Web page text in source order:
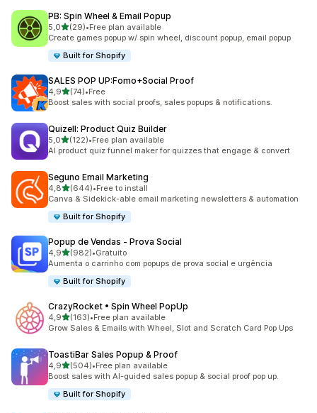
PB: Spin Wheel & Email Popup
5,0de 5 estrelas
(29)
29 total de avaliações
•Free plan available
Create games popup w/ spin wheel, discount popup, email popup
Built for Shopify
SALES POP UP:Fomo+Social Proof
4,9de 5 estrelas
(74)
74 total de avaliações
•Free
Boost sales with social proofs, sales popups & notifications.
Quizell: Product Quiz Builder
5,0de 5 estrelas
(122)
122 total de avaliações
•Free plan available
AI product quiz funnel maker for quizzes that engage & convert
Seguno Email Marketing
4,8de 5 estrelas
(644)
644 total de avaliações
•Free to install
Canva & Sidekick-able email marketing newsletters & automation
Built for Shopify
Popup de Vendas ‑ Prova Social
4,9de 5 estrelas
(982)
982 total de avaliações
•Gratuito
Aumenta o carrinho com popups de prova social e urgência
Built for Shopify
CrazyRocket • Spin Wheel PopUp
4,9de 5 estrelas
(163)
163 total de avaliações
•Free plan available
Grow Sales & Emails with Wheel, Slot and Scratch Card Pop Ups
ToastiBar Sales Popup & Proof
4,9de 5 estrelas
(504)
504 total de avaliações
•Free plan available
Boost sales with AI-guided sales popup & social proof pop up.
Built for Shopify